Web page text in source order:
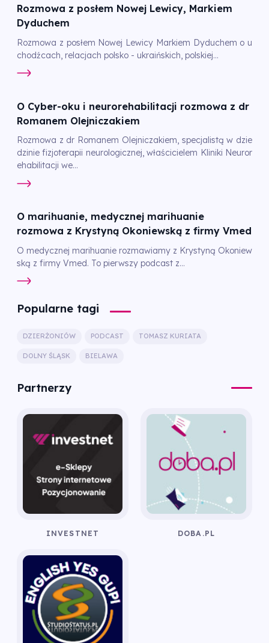
Rozmowa z posłem Nowej Lewicy, Markiem
Dyduchem
Rozmowa z posłem Nowej Lewicy Markiem Dyduchem o u
chodźcach, relacjach polsko - ukraińskich, polskiej...
O Cyber-oku i neurorehabilitacji rozmowa z dr
Romanem Olejniczakiem
Rozmowa z dr Romanem Olejniczakiem, specjalistą w dzie
dzinie fizjoterapii neurologicznej, właścicielem Kliniki Neuror
ehabilitacji we...
O marihuanie, medycznej marihuanie
rozmowa z Krystyną Okoniewską z firmy Vmed
O medycznej marihuanie rozmawiamy z Krystyną Okoniew
ską z firmy Vmed. To pierwszy podcast z...
Popularne tagi
DZIERŻONIÓW PODCAST TOMASZ KURIATA
DOLNY ŚLĄSK BIELAWA
Partnerzy
INVESTNET DOBA.PL